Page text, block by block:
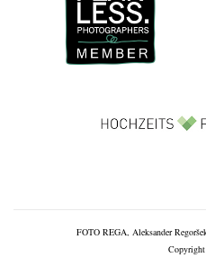
FOTO REGA, Aleksander